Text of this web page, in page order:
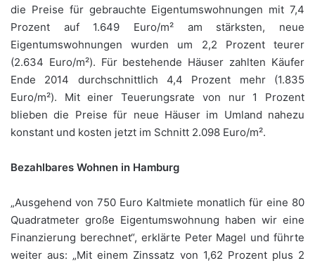
die Preise für gebrauchte Eigentumswohnungen mit 7,4
Prozent auf 1.649 Euro/m² am stärksten, neue
Eigentumswohnungen wurden um 2,2 Prozent teurer
(2.634 Euro/m²). Für bestehende Häuser zahlten Käufer
Ende 2014 durchschnittlich 4,4 Prozent mehr (1.835
Euro/m²). Mit einer Teuerungsrate von nur 1 Prozent
blieben die Preise für neue Häuser im Umland nahezu
konstant und kosten jetzt im Schnitt 2.098 Euro/m².
Bezahlbares Wohnen in Hamburg
„Ausgehend von 750 Euro Kaltmiete monatlich für eine 80
Quadratmeter große Eigentumswohnung haben wir eine
Finanzierung berechnet“, erklärte Peter Magel und führte
weiter aus: „Mit einem Zinssatz von 1,62 Prozent plus 2